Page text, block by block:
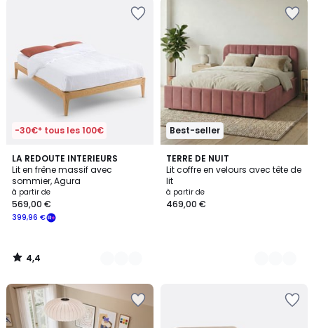
pour
payer
à
la
place
€.
-30€* tous les 100€
LA REDOUTE INTERIEURS
Lit en frêne massif avec
sommier, Agura
à partir de
399,96 €
569,00 €
4,4
/ 5
2
Couleurs
4,4
/
Best-seller
TERRE DE NUIT
Lit coffre en velours avec tête de
lit
à partir de
469,00 €
4
Couleurs